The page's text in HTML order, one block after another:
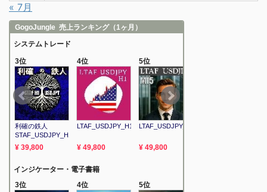
« 7月